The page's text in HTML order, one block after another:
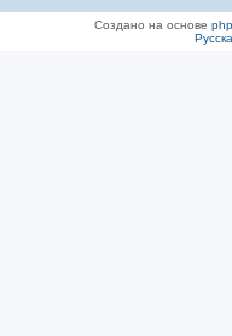
Создано на основе